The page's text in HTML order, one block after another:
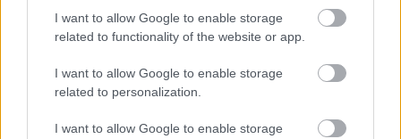
I want to allow Google to enable storage
related to functionality of the website or app.
I want to allow Google to enable storage
related to personalization.
I want to allow Google to enable storage
A Videoton FC Fehérvár leendő tulajdonosa szerint már a végső
aláírhatják a szerződést.
2026.08.02.